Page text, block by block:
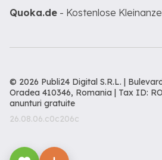
Quoka.de - Kostenlose
© 2026 Publi24 Digital S.R.L. |
Oradea 410346, Romania | Tax ID:
anunturi gratuite
26.08.06.c0c206c